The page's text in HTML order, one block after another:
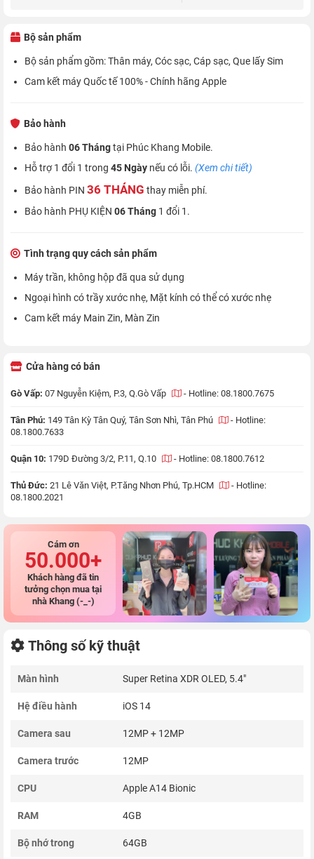
Bộ sản phẩm
Bộ sản phẩm gồm: Thân máy, Cóc sạc, Cáp sạc, Que lấy Sim
Cam kết máy Quốc tế 100% - Chính hãng Apple
Bảo hành
Bảo hành 06 Thángtại Phúc Khang Mobile.
Hỗ trợ 1 đổi 1 trong 45 Ngày nếu có lỗi. (Xem chi tiết)
Bảo hành PIN 36 THÁNG thay miễn phí.
Bảo hành PHỤ KIỆN 06 Tháng 1 đổi 1.
Tình trạng quy cách sản phẩm
Máy trần, không hộp đã qua sử dụng
Ngoại hình có trầy xước nhẹ, Mặt kính có thể có xước nhẹ
Cam kết máy Main Zin, Màn Zin
Cửa hàng có bán
Gò Vấp: 07 Nguyễn Kiệm, P.3, Q.Gò Vấp - Hotline: 08.1800.7675
Tân Phú: 149 Tân Kỳ Tân Quý, Tân Sơn Nhì, Tân Phú - Hotline:
08.1800.7633
Quận 10: 179D Đường 3/2, P.11, Q.10 - Hotline: 08.1800.7612
Thủ Đức: 21 Lê Văn Việt, P.Tăng Nhơn Phú, Tp.HCM - Hotline:
08.1800.2021
Cám ơn
50.000+
Khách hàng đã tin
tưởng chọn mua tại
nhà Khang (-_-)
Thông số kỹ thuật
Màn hình Super Retina XDR OLED, 5.4"
Hệ điều hành iOS 14
Camera sau 12MP + 12MP
Camera trước 12MP
CPU Apple A14 Bionic
RAM 4GB
Bộ nhớ trong 64GB